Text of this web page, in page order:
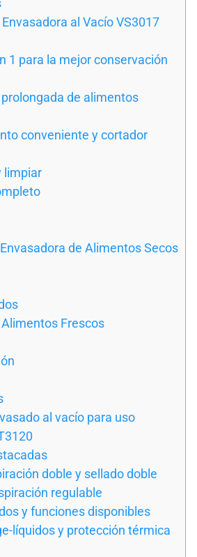
al Vacío VS3017
1 para la mejor conservación
de alimentos
conveniente y cortador
limpiar
de Alimentos Secos
Frescos
al vacío para uso
doble y sellado doble
regulable
y funciones disponibles
líquidos y protección térmica